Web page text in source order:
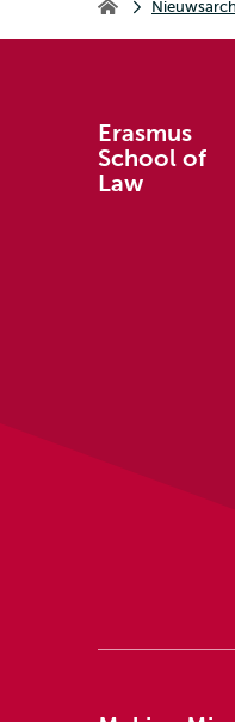
Erasmus School of
Erasmus
School of
Law